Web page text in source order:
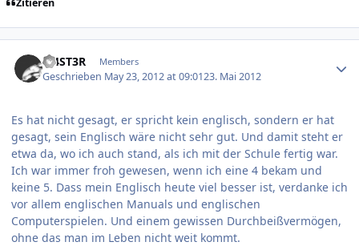
M4ST3R Members
Geschrieben May 23, 2012 at 09:0123. Mai 2012
Es hat nicht gesagt, er spricht kein englisch, sondern er hat
gesagt, sein Englisch wäre nicht sehr gut. Und damit steht er
etwa da, wo ich auch stand, als ich mit der Schule fertig war.
Ich war immer froh gewesen, wenn ich eine 4 bekam und
keine 5. Dass mein Englisch heute viel besser ist, verdanke ich
vor allem englischen Manuals und englischen
Computerspielen. Und einem gewissen Durchbeißvermögen,
ohne das man im Leben nicht weit kommt.